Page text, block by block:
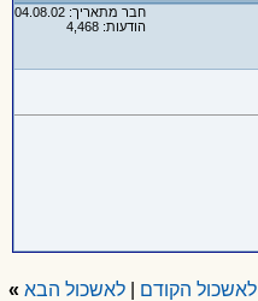
חבר מתאריך: 04.08.02
הודעות: 4,468
לאשכול הקודם |לאשכול הבא »